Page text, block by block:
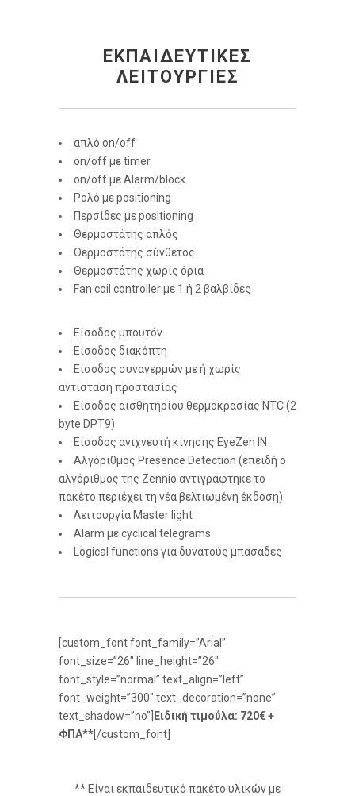
ΕΚΠΑΙΔΕΥΤΙΚΕΣ
ΛΕΙΤΟΥΡΓΙΕΣ
απλό on/off
on/off με timer
on/off με Alarm/block
Ρολό με positioning
Περσίδες με positioning
Θερμοστάτης απλός
Θερμοστάτης σύνθετος
Θερμοστάτης χωρίς όρια
Fan coil controller με 1 ή 2 βαλβίδες
Είσοδος μπουτόν
Είσοδος διακόπτη
Είσοδος συναγερμών με ή χωρίς
αντίσταση προστασίας
Είσοδος αισθητηρίου θερμοκρασίας NTC (2
byte DPT9)
Είσοδος ανιχνευτή κίνησης EyeZen IN
Αλγόριθμος Presence Detection (επειδή ο
αλγόριθμος της Zennio αντιγράφτηκε το
πακέτο περιέχει τη νέα βελτιωμένη έκδοση)
Λειτουργία Master light
Alarm με cyclical telegrams
Logical functions για δυνατούς μπασάδες
[custom_font font_family=”Arial”
font_size=”26″ line_height=”26″
font_style=”normal” text_align=”left”
font_weight=”300″ text_decoration=”none”
text_shadow=”no”] Ειδική τιμούλα: 720€ +
ΦΠΑ** [/custom_font]
** Είναι εκπαιδευτικό πακέτο υλικών με